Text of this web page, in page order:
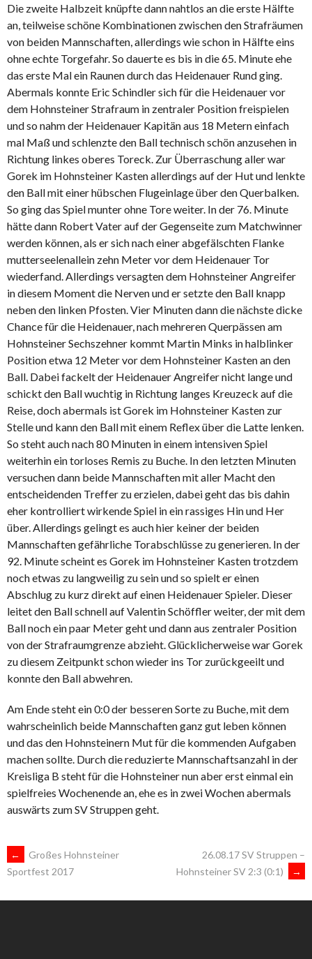
Die zweite Halbzeit knüpfte dann nahtlos an die erste Hälfte
an, teilweise schöne Kombinationen zwischen den Strafräumen
von beiden Mannschaften, allerdings wie schon in Hälfte eins
ohne echte Torgefahr. So dauerte es bis in die 65. Minute ehe
das erste Mal ein Raunen durch das Heidenauer Rund ging.
Abermals konnte Eric Schindler sich für die Heidenauer vor
dem Hohnsteiner Strafraum in zentraler Position freispielen
und so nahm der Heidenauer Kapitän aus 18 Metern einfach
mal Maß und schlenzte den Ball technisch schön anzusehen in
Richtung linkes oberes Toreck. Zur Überraschung aller war
Gorek im Hohnsteiner Kasten allerdings auf der Hut und lenkte
den Ball mit einer hübschen Flugeinlage über den Querbalken.
So ging das Spiel munter ohne Tore weiter. In der 76. Minute
hätte dann Robert Vater auf der Gegenseite zum Matchwinner
werden können, als er sich nach einer abgefälschten Flanke
mutterseelenallein zehn Meter vor dem Heidenauer Tor
wiederfand. Allerdings versagten dem Hohnsteiner Angreifer
in diesem Moment die Nerven und er setzte den Ball knapp
neben den linken Pfosten. Vier Minuten dann die nächste dicke
Chance für die Heidenauer, nach mehreren Querpässen am
Hohnsteiner Sechszehner kommt Martin Minks in halblinker
Position etwa 12 Meter vor dem Hohnsteiner Kasten an den
Ball. Dabei fackelt der Heidenauer Angreifer nicht lange und
schickt den Ball wuchtig in Richtung langes Kreuzeck auf die
Reise, doch abermals ist Gorek im Hohnsteiner Kasten zur
Stelle und kann den Ball mit einem Reflex über die Latte lenken.
So steht auch nach 80 Minuten in einem intensiven Spiel
weiterhin ein torloses Remis zu Buche. In den letzten Minuten
versuchen dann beide Mannschaften mit aller Macht den
entscheidenden Treffer zu erzielen, dabei geht das bis dahin
eher kontrolliert wirkende Spiel in ein rassiges Hin und Her
über. Allerdings gelingt es auch hier keiner der beiden
Mannschaften gefährliche Torabschlüsse zu generieren. In der
92. Minute scheint es Gorek im Hohnsteiner Kasten trotzdem
noch etwas zu langweilig zu sein und so spielt er einen
Abschlug zu kurz direkt auf einen Heidenauer Spieler. Dieser
leitet den Ball schnell auf Valentin Schöffler weiter, der mit dem
Ball noch ein paar Meter geht und dann aus zentraler Position
von der Strafraumgrenze abzieht. Glücklicherweise war Gorek
zu diesem Zeitpunkt schon wieder ins Tor zurückgeeilt und
konnte den Ball abwehren.
Am Ende steht ein 0:0 der besseren Sorte zu Buche, mit dem
wahrscheinlich beide Mannschaften ganz gut leben können
und das den Hohnsteinern Mut für die kommenden Aufgaben
machen sollte. Durch die reduzierte Mannschaftsanzahl in der
Kreisliga B steht für die Hohnsteiner nun aber erst einmal ein
spielfreies Wochenende an, ehe es in zwei Wochen abermals
auswärts zum SV Struppen geht.
ARTIKEL-
NAVIGATION
←
Großes Hohnsteiner
Sportfest 2017
26.08.17 SV Struppen –
Hohnsteiner SV 2:3 (0:1)
→